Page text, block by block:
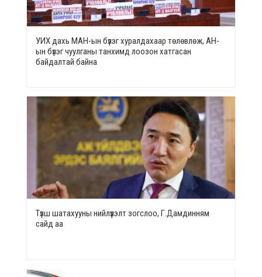
УИХ дахь МАН-ын бүлэг хуралдахаар төлөвлөж, АН-
ын бүлэг чуулганы танхимд лоозон хатгасан
байдалтай байна
Түлш шатахууны нийлүүлэлт зогслоо, Г.Дамдинням
сайд аа